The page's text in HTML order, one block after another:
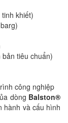
khiết)
tiêu chuẩn)
công nghiệp
dòng Balston®
hành và cấu hình